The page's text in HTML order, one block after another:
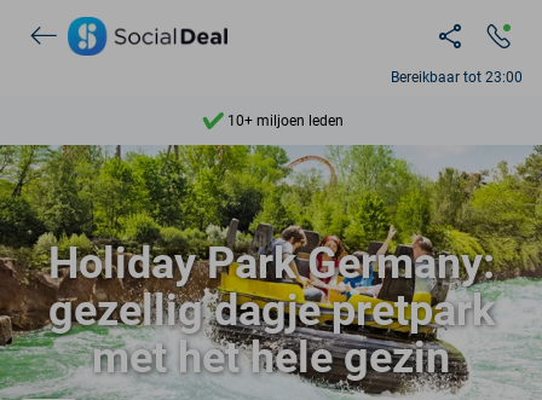
Bereikbaar tot 23:00
Ontdek 15.000+ deals
10+ miljoen leden
9,4
Ontdek 15.000+ deals
Holiday Park Germany:
gezellig dagje pretpark
met het hele gezin